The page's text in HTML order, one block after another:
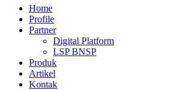
Home
Profile
Partner
Digital Platform
LSP BNSP
Produk
Artikel
Kontak